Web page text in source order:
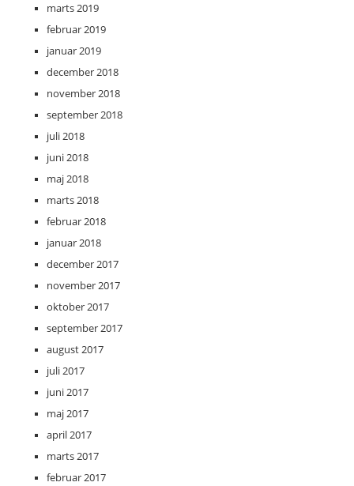
marts 2019
februar 2019
januar 2019
december 2018
november 2018
september 2018
juli 2018
juni 2018
maj 2018
marts 2018
februar 2018
januar 2018
december 2017
november 2017
oktober 2017
september 2017
august 2017
juli 2017
juni 2017
maj 2017
april 2017
marts 2017
februar 2017